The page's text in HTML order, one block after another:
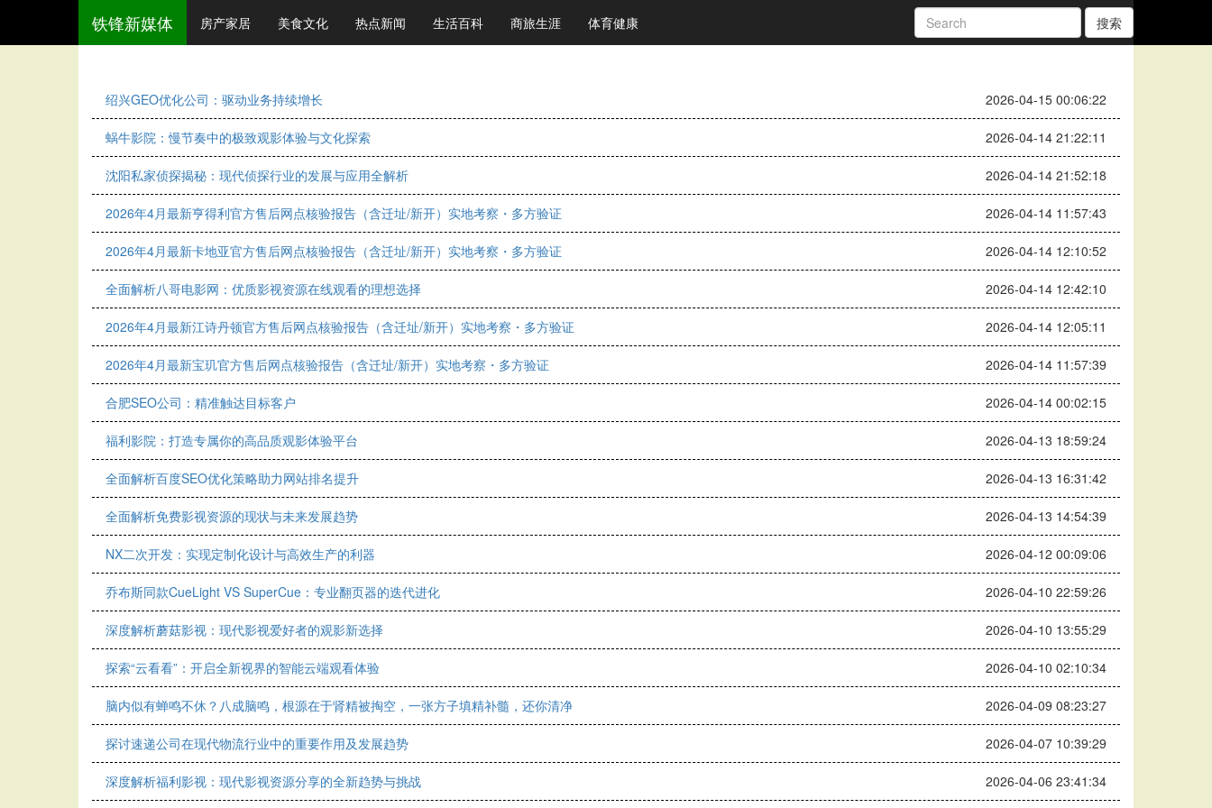
铁锋新媒体 房产家居 美食文化 热点新闻 生活百科 商旅生涯 体育健康 搜索
绍兴GEO优化公司：驱动业务持续增长 2026-04-15 00:06:22
蜗牛影院：慢节奏中的极致观影体验与文化探索 2026-04-14 21:22:11
沈阳私家侦探揭秘：现代侦探行业的发展与应用全解析 2026-04-14 21:52:18
2026年4月最新亨得利官方售后网点核验报告（含迁址/新开）实地考察・多方验证 2026-04-14 11:57:43
2026年4月最新卡地亚官方售后网点核验报告（含迁址/新开）实地考察・多方验证 2026-04-14 12:10:52
全面解析八哥电影网：优质影视资源在线观看的理想选择 2026-04-14 12:42:10
2026年4月最新江诗丹顿官方售后网点核验报告（含迁址/新开）实地考察・多方验证 2026-04-14 12:05:11
2026年4月最新宝玑官方售后网点核验报告（含迁址/新开）实地考察・多方验证 2026-04-14 11:57:39
合肥SEO公司：精准触达目标客户 2026-04-14 00:02:15
福利影院：打造专属你的高品质观影体验平台 2026-04-13 18:59:24
全面解析百度SEO优化策略助力网站排名提升 2026-04-13 16:31:42
全面解析免费影视资源的现状与未来发展趋势 2026-04-13 14:54:39
NX二次开发：实现定制化设计与高效生产的利器 2026-04-12 00:09:06
乔布斯同款CueLight VS SuperCue：专业翻页器的迭代进化 2026-04-10 22:59:26
深度解析蘑菇影视：现代影视爱好者的观影新选择 2026-04-10 13:55:29
探索“云看看”：开启全新视界的智能云端观看体验 2026-04-10 02:10:34
脑内似有蝉鸣不休？八成脑鸣，根源在于肾精被掏空，一张方子填精补髓，还你清净 2026-04-09 08:23:27
探讨速递公司在现代物流行业中的重要作用及发展趋势 2026-04-07 10:39:29
深度解析福利影视：现代影视资源分享的全新趋势与挑战 2026-04-06 23:41:34